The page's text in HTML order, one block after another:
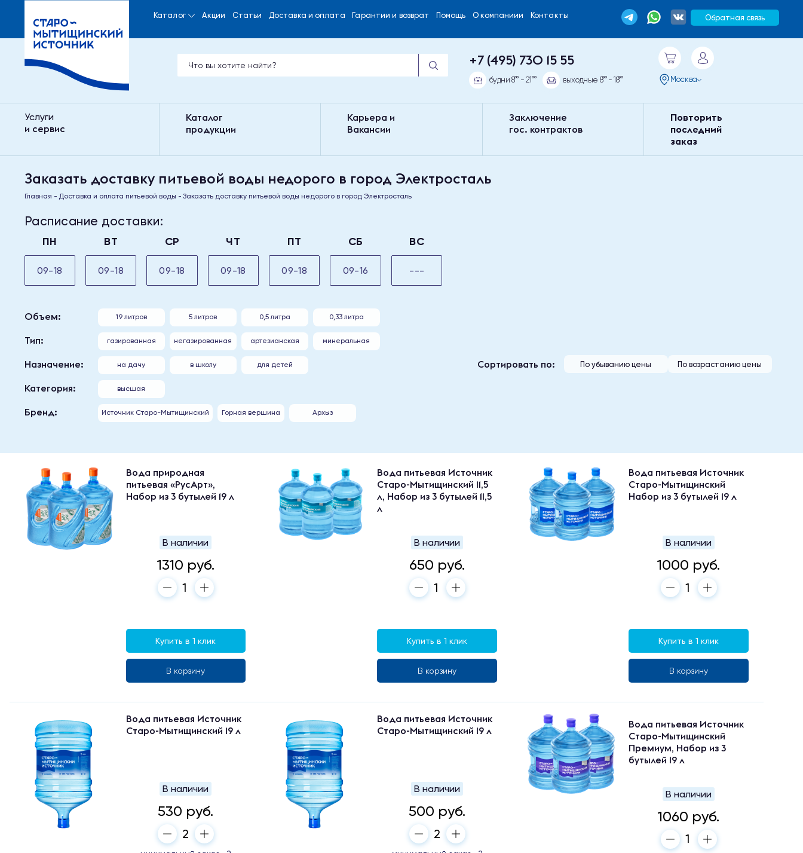
Каталог Акции Статьи Доставка и оплата Гарантии и возврат Помощь О компаниии Контакты Обратная связь
+7 (495) 730 15 55
будни 8°° - 21°° выходные 8°° - 18°° Москва
Услуги
и сервис
Каталог
продукции
Карьера и
Вакансии
Заключение
гос. контрактов
Повторить
последний
заказ
Заказать доставку питьевой воды недорого в город Электросталь
Главная Доставка и оплата питьевой воды Заказать доставку питьевой воды недорого в город Электросталь
Расписание доставки:
ПН
09-18
ВТ
09-18
СР
09-18
ЧТ
09-18
ПТ
09-18
СБ
09-16
ВС
---
Объем: 19 литров 5 литров 0,5 литра 0,33 литра
Тип: газированная негазированная aртезианская минеральная
Назначение: на дачу в школу для детей
Категория: высшая
Бренд: Источник Старо-Мытищинский Горная вершина Архыз
Сортировать по: По убыванию цены По возрастанию цены
Вода природная
питьевая «РусАрт»,
Набор из 3 бутылей 19 л
В наличии
1310 руб.
Купить в 1 клик
В корзину
Вода питьевая Источник
Старо-Мытищинский 11,5
л, Набор из 3 бутылей 11,5
л
В наличии
650 руб.
Купить в 1 клик
В корзину
Вода питьевая Источник
Старо-Мытищинский
Набор из 3 бутылей 19 л
В наличии
1000 руб.
Купить в 1 клик
В корзину
Вода питьевая Источник
Старо-Мытищинский 19 л
В наличии
530 руб.
Вода питьевая Источник
Старо-Мытищинский 19 л
В наличии
500 руб.
Вода питьевая Источник
Старо-Мытищинский
Премиум, Набор из 3
бутылей 19 л
В наличии
1060 руб.